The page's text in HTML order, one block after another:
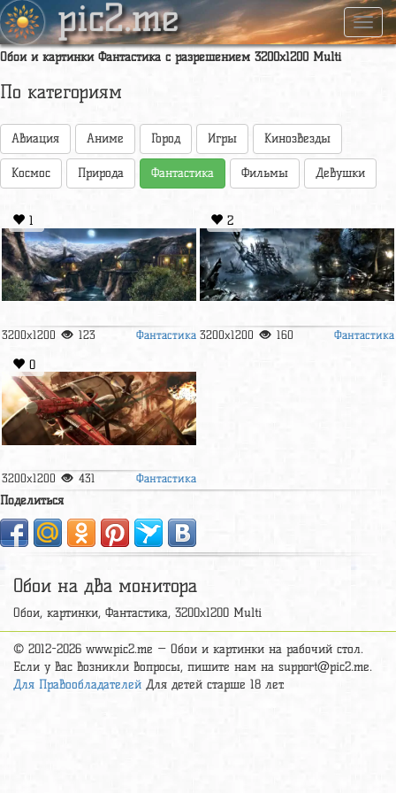
pic2.me
Обои и картинки Фантастика с разрешением 3200x1200 Multi
По категориям
Авиация Аниме Город Игры Кинозвезды
Космос Природа Фантастика Фильмы Девушки
1
3200x1200 123 Фантастика
2
3200x1200 160 Фантастика
0
3200x1200 431 Фантастика
Поделиться
Обои на два монитора
Обои, картинки, Фантастика, 3200x1200 Multi
© 2012-2026 www.pic2.me — Обои и картинки на рабочий стол.
Если у вас возникли вопросы, пишите нам на support@pic2.me.
Для Правообладателей Для детей старше 18 лет.